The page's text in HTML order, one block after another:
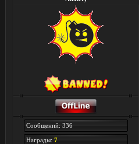
Сообщений: 336
Награды: 7